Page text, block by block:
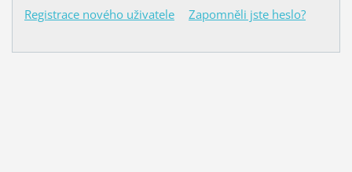
Registrace nového uživatele Zapomněli jste heslo?